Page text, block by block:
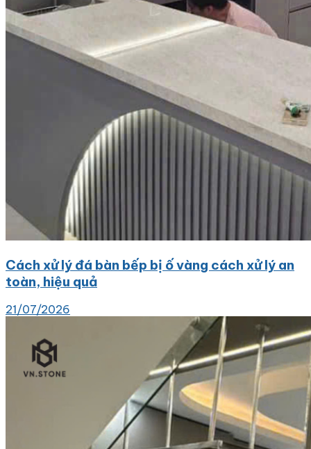
Cách xử lý đá bàn bếp bị ố vàng cách xử lý an
toàn, hiệu quả
21/07/2026